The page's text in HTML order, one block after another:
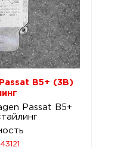
B5+ (3B)
Passat B5+